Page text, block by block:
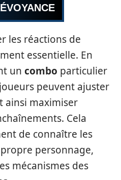
les réactions de
essentielle. En
un combo particulier
peuvent ajuster
ainsi maximiser
Cela
de connaître les
personnage,
mécanismes des